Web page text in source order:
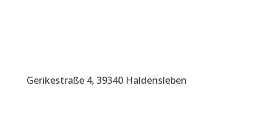
Gerikestraße 4, 39340 Haldensleben